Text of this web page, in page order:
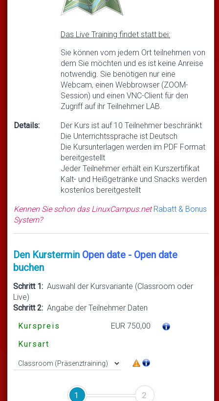
Das Live Training findet statt bei:
Sie können vom jedem Ort teilnehmen von
dem Sie möchten und es ist keine Anreise
notwendig. Sie benötigen nur eine
Webcam, einen Webbrowser (ZOOM-
Session) und einen VNC-Client für den
Zugriff auf ihr Teilnehmer LAB.
Details:
Der Kurs ist auf 10 Teilnehmer beschränkt
Die Unterrichtssprache ist Deutsch
Die Kursunterlagen werden im PDF Format
bereitgestellt
Jeder Teilnehmer erhält ein Kurszertifikat
Kalt- und Heißgetränke und Snacks werden
kostenlos bereitgestellt
Kennen Sie schon das LinuxCampus.netRabatt & Bonus
System?
Den Kurstermin Open date - Open date
buchen
Schritt 1: Auswahl der Kursvariante (Classroom oder
Live)
Schritt 2: Angabe der Teilnehmer Daten
Kurspreis
EUR 750,00
Kursart
1 2